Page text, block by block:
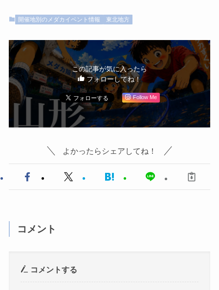
開催地別のメダカイベント情報 東北地方
この記事が気に入ったら
フォローしてね！
Follow Me
よかったらシェアしてね！
コメント
コメントする